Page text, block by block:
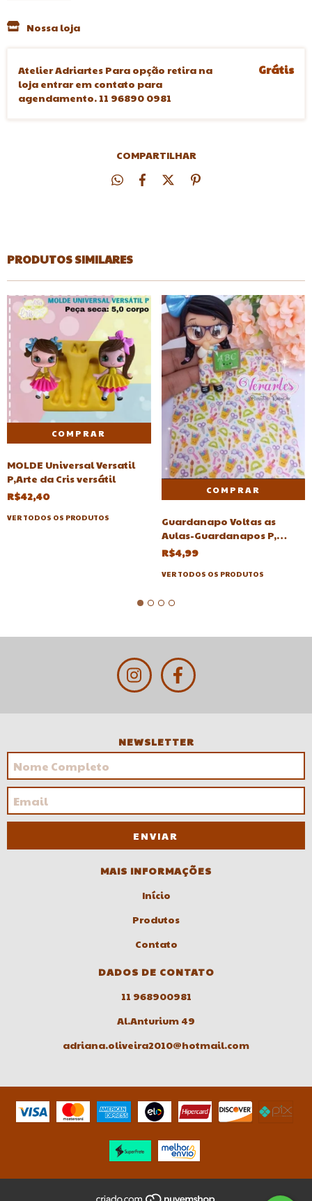
Nossa loja
Atelier Adriartes Para opção retira na
loja entrar em contato para
agendamento. 11 96890 0981
Grátis
COMPARTILHAR
PRODUTOS SIMILARES
MOLDE Universal Versatil
P,Arte da Cris versátil
R$42,40
VER TODOS OS PRODUTOS
Guardanapo Voltas as
Aulas-Guardanapos P,
Decoupagem Biscuit
R$4,99
VER TODOS OS PRODUTOS
NEWSLETTER
MAIS INFORMAÇÕES
Início
Produtos
Contato
DADOS DE CONTATO
11 968900981
Al.Anturium 49
adriana.oliveira2010@hotmail.com